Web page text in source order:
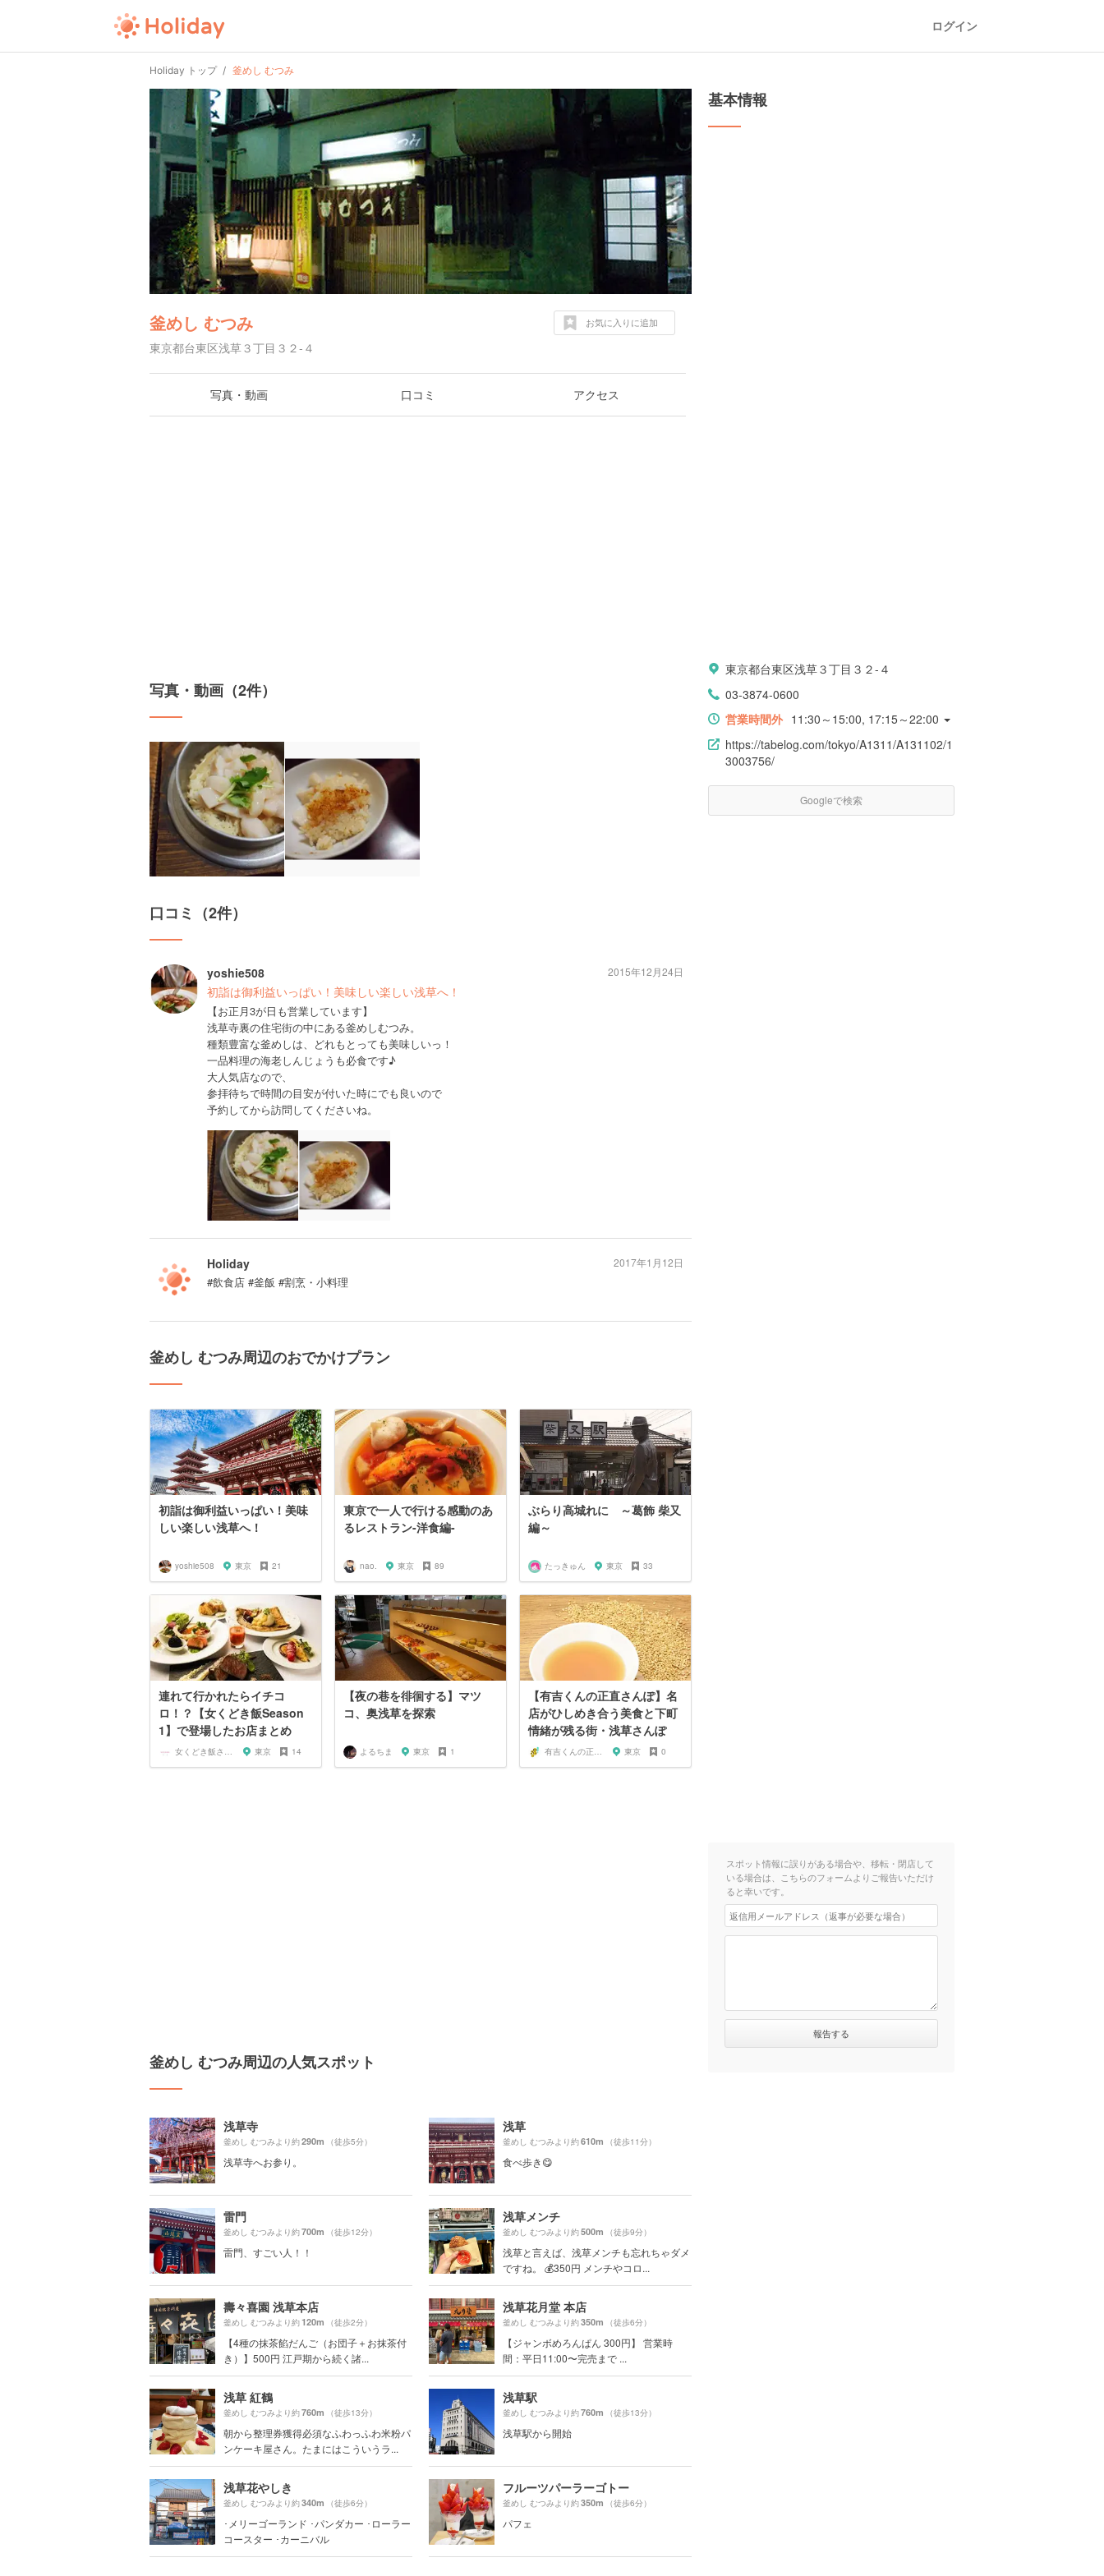
ログイン
Holiday トップ 釜めし むつみ
釜めし むつみ
東京都台東区浅草３丁目３２-４
お気に入りに追加
写真・動画 口コミ アクセス
写真・動画（2件）
口コミ（2件）
yoshie508
初詣は御利益いっぱい！美味しい楽しい浅草へ！
【お正月3が日も営業しています】
浅草寺裏の住宅街の中にある釜めしむつみ。
種類豊富な釜めしは、どれもとっても美味しいっ！
一品料理の海老しんじょうも必食です♪
大人気店なので、
参拝待ちで時間の目安が付いた時にでも良いので
予約してから訪問してくださいね。
2015年12月24日
Holiday
#飲食店 #釜飯 #割烹・小料理
2017年1月12日
釜めし むつみ周辺のおでかけプラン
初詣は御利益いっぱい！美味
しい楽しい浅草へ！
yoshie508 東京 21
東京で一人で行ける感動のあ
るレストラン-洋食編-
nao. 東京 89
ぶらり高城れに ～葛飾 柴又
編～
たっきゅん 東京 33
連れて行かれたらイチコ
ロ！？【女くどき飯Season
1】で登場したお店まとめ
女くどき飯されたいガール 東京 14
【夜の巷を徘徊する】マツ
コ、奥浅草を探索
よるちま 東京 1
【有吉くんの正直さんぽ】名
店がひしめき合う美食と下町
情緒が残る街・浅草さんぽ
有吉くんの正直散歩ちゃん 東京 0
釜めし むつみ周辺の人気スポット
浅草寺
釜めし むつみより約290m （徒歩5分）
浅草寺へお参り。
浅草
釜めし むつみより約610m （徒歩11分）
食べ歩き😋
雷門
釜めし むつみより約700m （徒歩12分）
雷門、すごい人！！
浅草メンチ
釜めし むつみより約500m （徒歩9分）
浅草と言えば、浅草メンチも忘れちゃダメ
ですね。 💰350円 メンチやコロ...
壽々喜園 浅草本店
釜めし むつみより約120m （徒歩2分）
【4種の抹茶餡だんご（お団子＋お抹茶付
き）】500円 江戸期から続く諸...
浅草花月堂 本店
釜めし むつみより約350m （徒歩6分）
【ジャンボめろんぱん 300円】 営業時
間：平日11:00〜完売まで ...
浅草 紅鶴
釜めし むつみより約760m （徒歩13分）
朝から整理券獲得必須なふわっふわ米粉パ
ンケーキ屋さん。たまにはこういうラ...
浅草駅
釜めし むつみより約760m （徒歩13分）
浅草駅から開始
浅草花やしき
釜めし むつみより約340m （徒歩6分）
･メリーゴーランド ･パンダカー ･ローラー
コースター ･カーニバル
フルーツパーラーゴトー
釜めし むつみより約350m （徒歩6分）
パフェ
基本情報
東京都台東区浅草３丁目３２-４
03-3874-0600
営業時間外 11:30～15:00, 17:15～22:00
https://tabelog.com/tokyo/A1311/A131102/1
3003756/
Googleで検索
スポット情報に誤りがある場合や、移転・閉店して
いる場合は、こちらのフォームよりご報告いただけ
ると幸いです。